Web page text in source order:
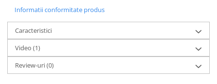
Informatii conformitate produs
Caracteristici
Video (1)
Review-uri(0)